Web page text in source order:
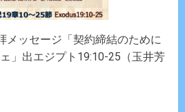
メッセージ「契約締結のために
」出エジプト19:10-25（玉井芳